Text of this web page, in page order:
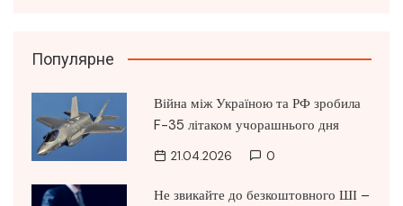
Популярне
Війна між Україною та РФ зробила
F-35 літаком учорашнього дня
21.04.2026 0
Не звикайте до безкоштовного ШІ –